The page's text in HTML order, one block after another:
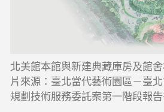
北美館本館與新建典藏庫房及館
片來源：臺北當代藝術園區－臺
規劃技術服務委託案第一階段報告